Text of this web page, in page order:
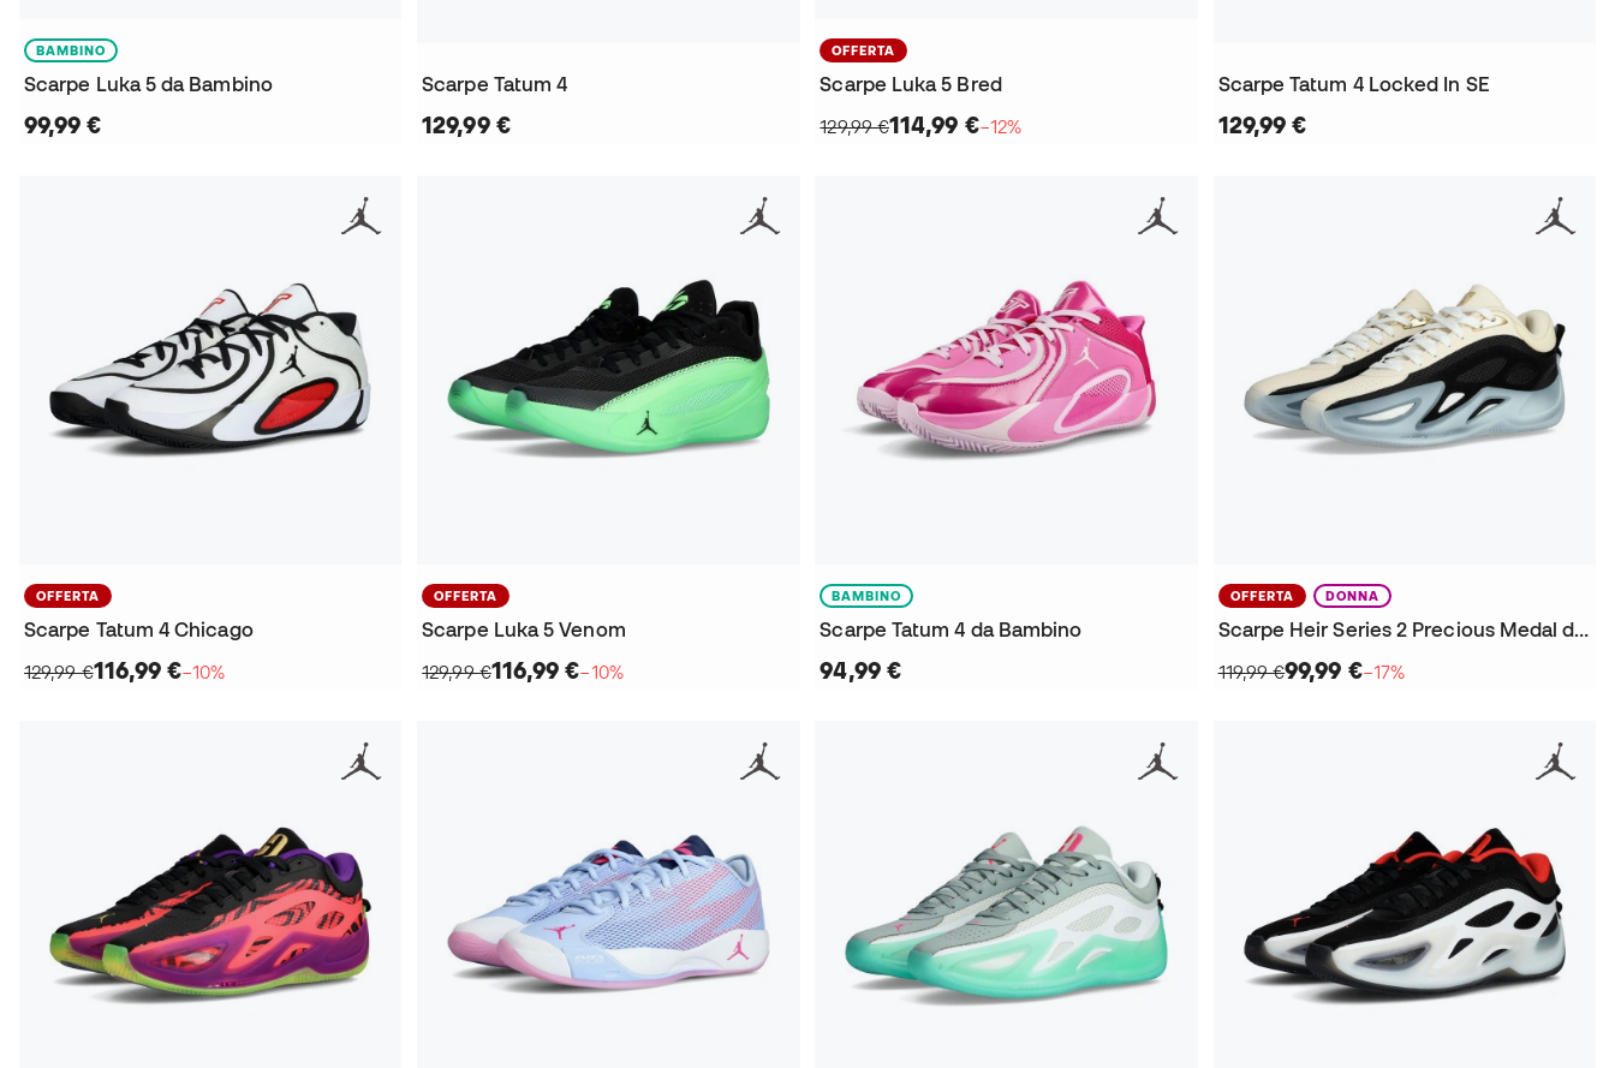
BAMBINO
Scarpe Luka 5 da Bambino
99,99 €
Scarpe Tatum 4
129,99 €
OFFERTA
Scarpe Luka 5 Bred
129,99 €114,99 €−12%
Scarpe Tatum 4 Locked In SE
129,99 €
OFFERTA
Scarpe Tatum 4 Chicago
129,99 €116,99 €−10%
OFFERTA
Scarpe Luka 5 Venom
129,99 €116,99 €−10%
BAMBINO
Scarpe Tatum 4 da Bambino
94,99 €
OFFERTA DONNA
Scarpe Heir Series 2 Precious Medal da Donna
119,99 €99,99 €−17%